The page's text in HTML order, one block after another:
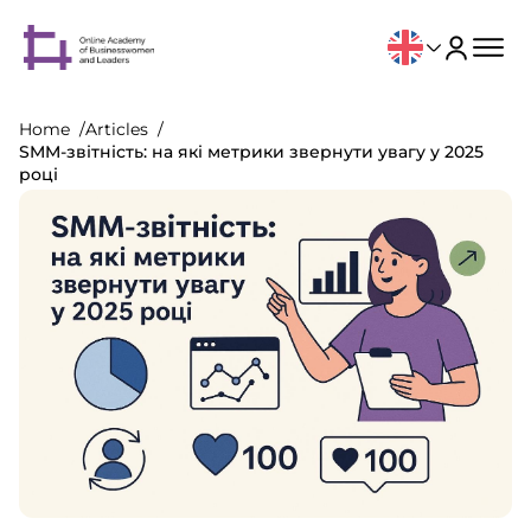
Home
Articles
SMM-звітність: на які метрики звернути увагу у 2025
році